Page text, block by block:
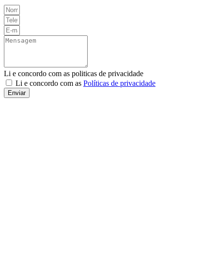
Li e concordo com as politicas de privacidade
Li e concordo com as Políticas de privacidade
Enviar